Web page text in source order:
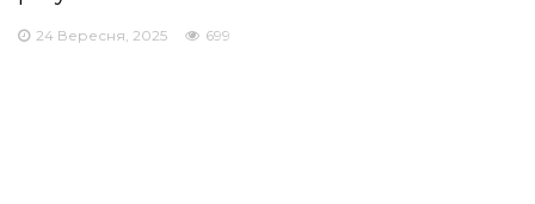
24 Вересня, 2025 699